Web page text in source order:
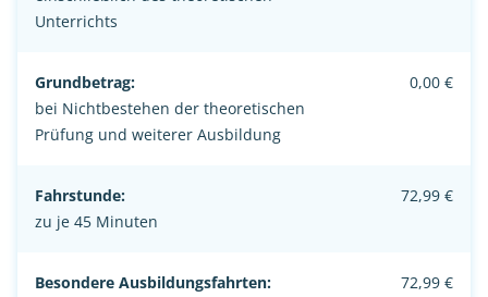
Unterrichts
Grundbetrag:
bei Nichtbestehen der theoretischen
Prüfung und weiterer Ausbildung
0,00 €
Fahrstunde:
zu je 45 Minuten
72,99 €
Besondere Ausbildungsfahrten:
72,99 €